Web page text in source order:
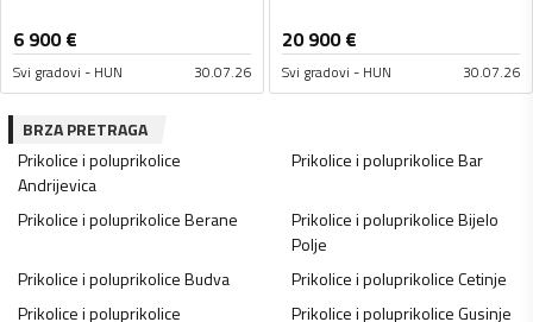
6 900€
Svi gradovi - HUN 30.07.26
20 900€
Svi gradovi - HUN 30.07.26
BRZA PRETRAGA
Prikolice i poluprikolice
Andrijevica
Prikolice i poluprikoliceBar
Prikolice i poluprikoliceBerane Prikolice i poluprikoliceBijelo
Polje
Prikolice i poluprikoliceBudva Prikolice i poluprikoliceCetinje
Prikolice i poluprikolice
Prikolice i poluprikoliceGusinje